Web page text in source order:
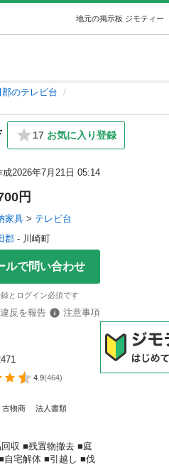
地元の掲示板 ジモティー
郡のテレビ台
17 お気に入り登録
成2026年7月21日 05:14
円
家具 > テレビ台
郡 - 川崎町
ルで問い合わせ
とログイン必須です
違反を報告
注意事項
4.9(464)
古物商 法人書類
収 ■残置物撤去 ■庭
自宅解体 ■引越し ■伐